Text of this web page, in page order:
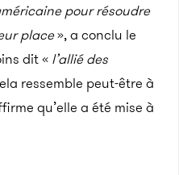
pour résoudre
place», a conclu le
dit « l’allié des
ressemble peut-être à
qu’elle a été mise à